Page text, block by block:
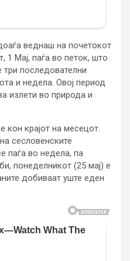
веднаш на почетокот
1 Мај, паѓа во петок, што
последователни
и недела. Овој период
излети во природа и
кон крајот на месецот.
сесловенските
паѓа во недела, па
понеделникот (25 мај) е
добиваат уште еден